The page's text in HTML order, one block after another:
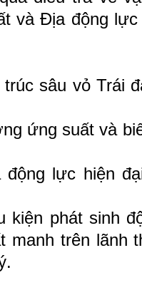
và Địa động
sâu vỏ Trái
ứng suất và
lực hiện
kiện phát sinh
manh trên lãnh